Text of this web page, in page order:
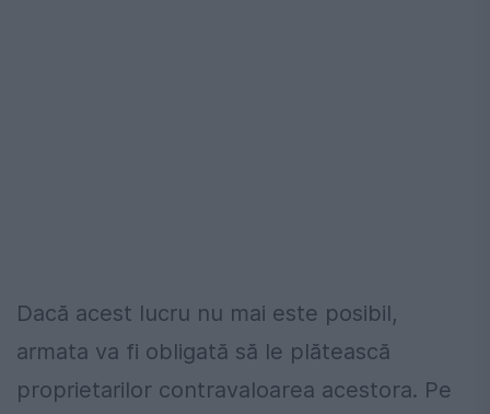
Dacă acest lucru nu mai este posibil,
armata va fi obligată să le plătească
proprietarilor contravaloarea acestora. Pe